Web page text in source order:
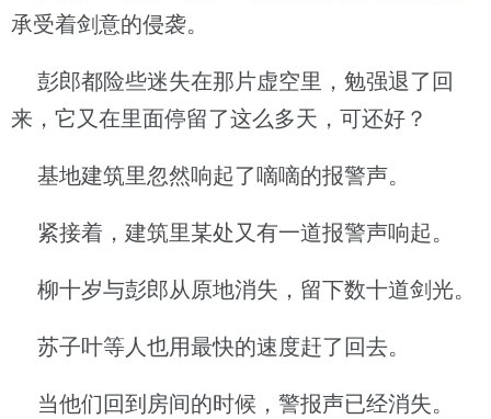
承受着剑意的侵袭。
彭郎都险些迷失在那片虚空里，勉强退了回
来，它又在里面停留了这么多天，可还好？
基地建筑里忽然响起了嘀嘀的报警声。
紧接着，建筑里某处又有一道报警声响起。
柳十岁与彭郎从原地消失，留下数十道剑光。
苏子叶等人也用最快的速度赶了回去。
当他们回到房间的时候，警报声已经消失。